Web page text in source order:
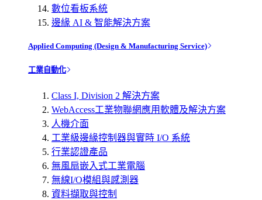
數位看板系統
邊緣 AI & 智能解決方案
Applied Computing (Design & Manufacturing Service)
工業自動化
Class I, Division 2 解決方案
WebAccess工業物聯網應用軟體及解決方案
人機介面
工業級邊緣控制器與實時 I/O 系統
行業認證產品
無風扇嵌入式工業電腦
無線I/O模組與感測器
資料擷取與控制